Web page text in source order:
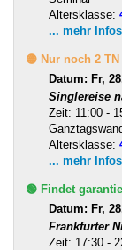
Altersklasse:
... mehr
🟡 Nur noch 2
Datum: Fr,
Singlereise
Zeit: 11:00 -
Altersklasse:
... mehr
🟢 Findet
Datum: Fr,
Frankfurter
Zeit: 17:30 -